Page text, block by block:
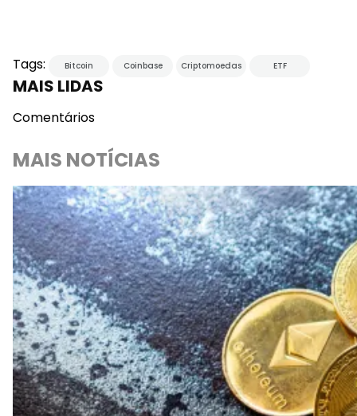
Tags: Bitcoin Coinbase Criptomoedas ETF
MAIS LIDAS
Comentários
MAIS NOTÍCIAS